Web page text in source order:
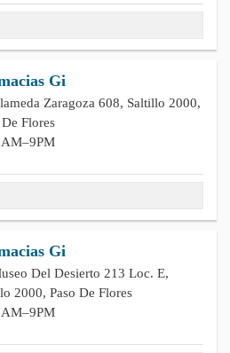
Gi
Zaragoza 608, Saltillo 2000,
De Flores
Gi
Del Desierto 213 Loc. E,
2000, Paso De Flores